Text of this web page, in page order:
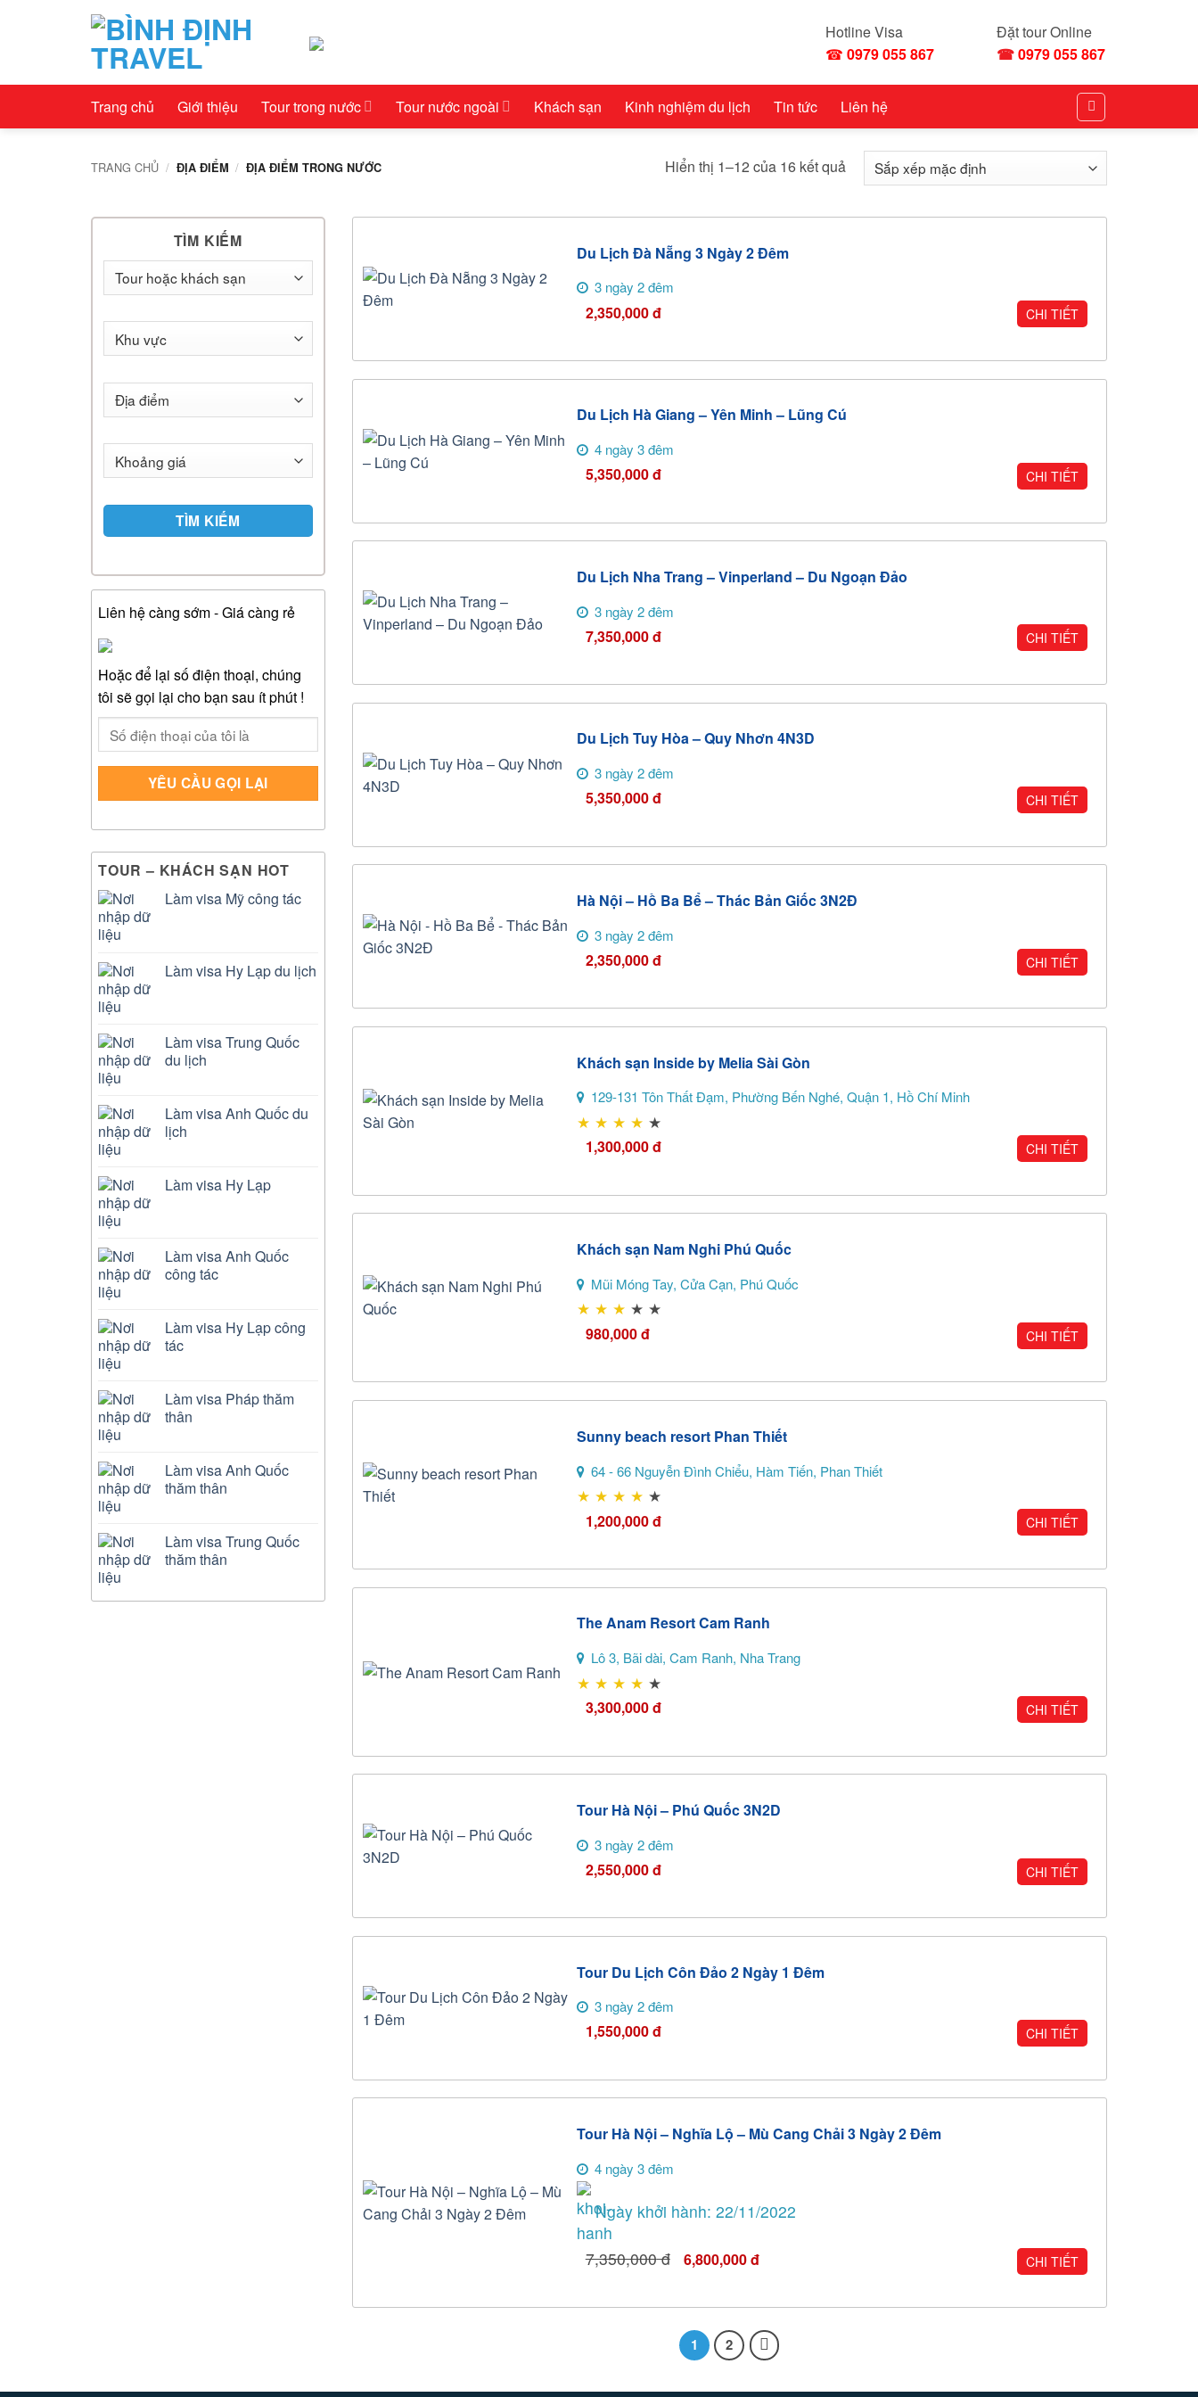
Hotline Visa
☎ 0979 055 867
Đặt tour Online
☎0979 055 867
Trang chủ Giới thiệu Tour trong nước Tour nước ngoài Khách sạn Kinh nghiệm du lịch Tin tức Liên hệ
TRANG CHỦ / ĐỊA ĐIỂM / ĐỊA ĐIỂM TRONG NƯỚC Hiển thị 1–12 của 16 kết quả
TÌM KIẾM
TÌM KIẾM
Liên hệ càng sớm - Giá càng rẻ
Hoặc để lại số điện thoại, chúng
tôi sẽ gọi lại cho bạn sau ít phút !
TOUR – KHÁCH SẠN HOT
Làm visa Mỹ công tác
Làm visa Hy Lạp du lịch
Làm visa Trung Quốc
du lịch
Làm visa Anh Quốc du
lịch
Làm visa Hy Lạp
Làm visa Anh Quốc
công tác
Làm visa Hy Lạp công
tác
Làm visa Pháp thăm
thân
Làm visa Anh Quốc
thăm thân
Làm visa Trung Quốc
thăm thân
Du Lịch Đà Nẵng 3 Ngày 2 Đêm
3 ngày 2 đêm
2,350,000đ CHI TIẾT
Du Lịch Hà Giang – Yên Minh – Lũng Cú
4 ngày 3 đêm
5,350,000đ CHI TIẾT
Du Lịch Nha Trang – Vinperland – Du Ngoạn Đảo
3 ngày 2 đêm
7,350,000đ CHI TIẾT
Du Lịch Tuy Hòa – Quy Nhơn 4N3D
3 ngày 2 đêm
5,350,000đ CHI TIẾT
Hà Nội – Hồ Ba Bể – Thác Bản Giốc 3N2Đ
3 ngày 2 đêm
2,350,000đ CHI TIẾT
Khách sạn Inside by Melia Sài Gòn
129-131 Tôn Thất Đạm, Phường Bến Nghé, Quận 1, Hồ Chí Minh
★ ★ ★ ★ ★
1,300,000đ CHI TIẾT
Khách sạn Nam Nghi Phú Quốc
Mũi Móng Tay, Cửa Cạn, Phú Quốc
★ ★ ★ ★ ★
980,000đ CHI TIẾT
Sunny beach resort Phan Thiết
64 - 66 Nguyễn Đình Chiểu, Hàm Tiến, Phan Thiết
★ ★ ★ ★ ★
1,200,000đ CHI TIẾT
The Anam Resort Cam Ranh
Lô 3, Bãi dài, Cam Ranh, Nha Trang
★ ★ ★ ★ ★
3,300,000đ CHI TIẾT
Tour Hà Nội – Phú Quốc 3N2D
3 ngày 2 đêm
2,550,000đ CHI TIẾT
Tour Du Lịch Côn Đảo 2 Ngày 1 Đêm
3 ngày 2 đêm
1,550,000đ CHI TIẾT
Tour Hà Nội – Nghĩa Lộ – Mù Cang Chải 3 Ngày 2 Đêm
4 ngày 3 đêm
Ngày khởi hành: 22/11/2022
7,350,000đ 6,800,000đ CHI TIẾT
1 2